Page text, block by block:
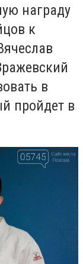
награду
к
в
пройдет в